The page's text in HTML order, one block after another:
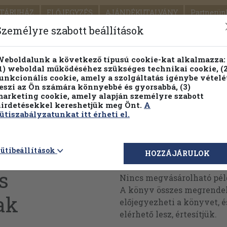
ELŐJEGYZÉS AJÁNDÉKUTALVÁNY
SEGÍTSÉG
PILLANATNYI ÁRAINK FENNTARTHATÓ
Részletes kereső Témaköri fa
Megvásárolható
Nincs megvásárolható
A könyv összes
előjegyezheti a könyvet,
elérhető lesz, értesítjük.
szabott beállítások
a következő típusú cookie-kat alkalmazza:
weboldal működéséhez szükséges technikai cookie,
cookie, amely a szolgáltatás igénybe
az Ön számára könnyebbé és gyorsabbá, (3)
cookie, amely alapján személyre szabott
kereshetjük meg Önt. A
itt érheti el.
HOZZÁJÁRULOK